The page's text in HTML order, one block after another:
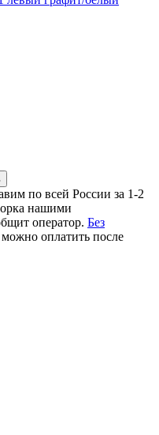
по всей России за 1-2
нашими
оператор. Без
оплатить после